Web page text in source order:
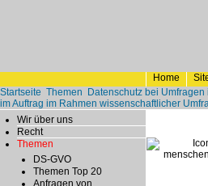
Home
Startseite Themen
Datenschutz bei
im Auftrag im Rahmen wissenschaftlicher
Wir über uns
Recht
Themen
DS-GVO
Themen Top 20
Anfragen von